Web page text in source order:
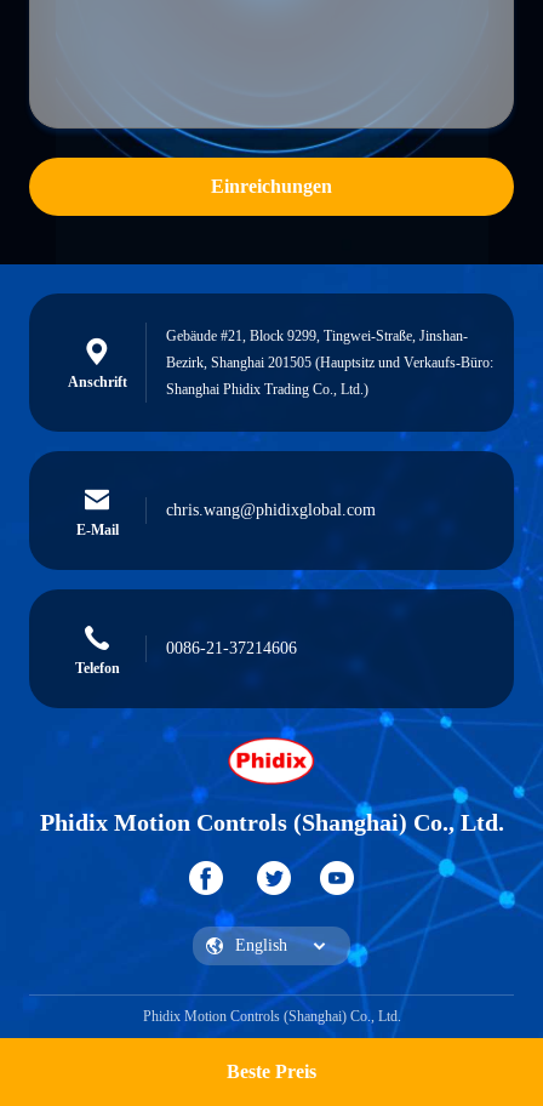
Beste Preis
Einreichungen
Anschrift
Gebäude #21, Block 9299, Tingwei-Straße, Jinshan-
Bezirk, Shanghai 201505 (Hauptsitz und Verkaufs-Büro:
Shanghai Phidix Trading Co., Ltd.)
E-Mail
chris.wang@phidixglobal.com
Telefon
0086-21-37214606
Phidix Motion Controls (Shanghai) Co., Ltd.
Phidix Motion Controls (Shanghai) Co., Ltd.
Ein Zitat bekommen